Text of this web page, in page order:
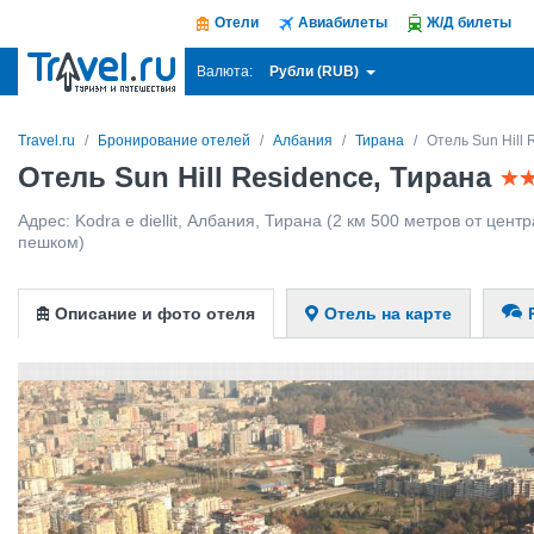
Отели Авиабилеты Ж/Д билеты
Валюта: Рубли (RUB)
Travel.ru Бронирование отелей Албания Тирана Отель Sun Hill
Отель Sun Hill Residence, Тирана
Адрес: Kodra e diellit Албания Тирана (2 км 500 метров от
пешком)
Описание и фото отеля Отель на карте